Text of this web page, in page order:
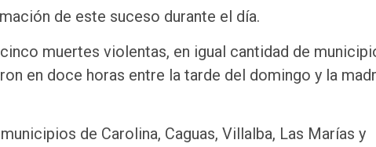
de este suceso durante el día.
muertes violentas, en igual cantidad de
en doce horas entre la tarde del domingo y la
de Carolina, Caguas, Villalba, Las Marías y